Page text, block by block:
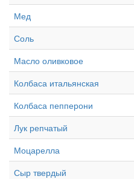
Мед
Соль
Масло оливковое
Колбаса итальянская
Колбаса пепперони
Лук репчатый
Моцарелла
Сыр твердый